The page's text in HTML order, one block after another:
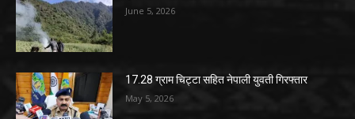
June 5, 2026
17.28 ग्राम चिट्टा सहित नेपाली युवती गिरफ्तार
May 5, 2026